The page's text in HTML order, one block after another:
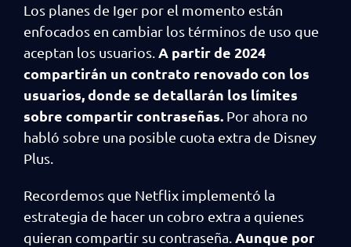
Los planes de Iger por el momento están
enfocados en cambiar los términos de uso que
aceptan los usuarios. A partir de 2024
compartirán un contrato renovado con los
usuarios, donde se detallarán los límites
sobre compartir contraseñas. Por ahora no
habló sobre una posible cuota extra de Disney
Plus.
Recordemos que Netflix implementó la
estrategia de hacer un cobro extra a quienes
quieran compartir su contraseña. Aunque por